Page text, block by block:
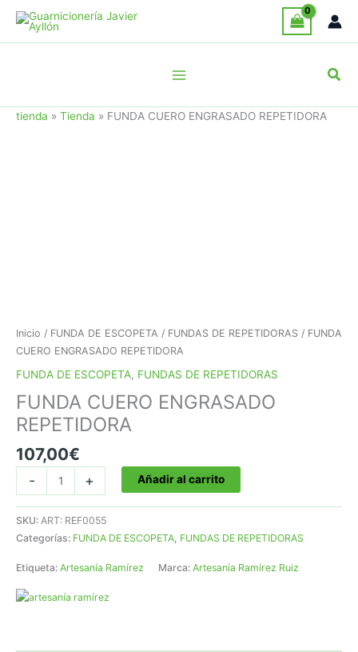
contenido
tienda » Tienda » FUNDA CUERO ENGRASADO REPETIDORA
Inicio / FUNDA DE ESCOPETA / FUNDAS DE REPETIDORAS / FUNDA
CUERO ENGRASADO REPETIDORA
FUNDA DE ESCOPETA, FUNDAS DE REPETIDORAS
FUNDA CUERO ENGRASADO
REPETIDORA
107,00€
-
CUERO
ENGRASADO
REPETIDORA
cantidad
+ Añadir al carrito
SKU: ART: REF0055
Categorías: FUNDA DE ESCOPETA FUNDAS DE REPETIDORAS
Etiqueta: Artesanía Ramírez Marca: Artesanía Ramírez Ruiz